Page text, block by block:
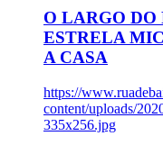
O LARGO DO
ESTRELA
A CASA
https://
content/uploads/
335x256.jpg